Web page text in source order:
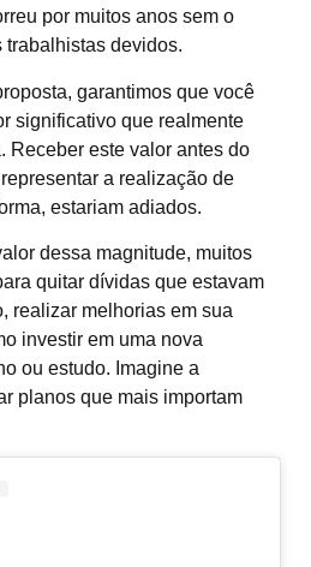
por muitos anos sem o
trabalhistas devidos.
garantimos que você
significativo que realmente
Receber este valor antes do
a realização de
estariam adiados.
dessa magnitude, muitos
quitar dívidas que estavam
realizar melhorias em sua
investir em uma nova
ou estudo. Imagine a
planos que mais importam